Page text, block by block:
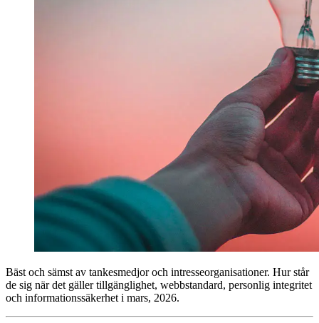
Bäst och sämst av tankesmedjor och intresse­organisationer. Hur står
de sig när det gäller tillgänglighet, webbstandard, personlig integritet
och informationssäkerhet i mars, 2026.